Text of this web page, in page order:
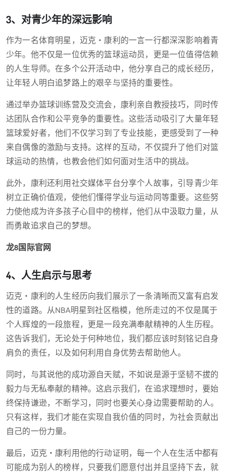
3、对青少年的深远影响
作为一名体育明星，迈克・康利的一言一行都深深影响着青
少年。他不仅是一位优秀的篮球运动员，更是一位值得信赖
的人生导师。在多个公开活动中，他分享自己的成长经历，
让年轻人明白追梦路上的艰辛与坚持的重要性。
通过举办篮球训练营及交流会，康利亲自教授技巧，同时传
达团队合作和公平竞争的重要性。这些活动吸引了大量年轻
篮球爱好者，他们不仅学习到了专业技能，更感受到了一种
来自偶像的激励与支持。这样的互动，不仅提升了他们对篮
球运动的热情，也教会他们如何面对生活中的挑战。
此外，康利还利用社交媒体平台分享个人故事，引导青少年
树立正确价值观，使他们懂得学业与运动同等重要。这些努
力使他成为许多孩子心目中的榜样，他们从中汲取力量，从
而勇敢追求自己的梦想。
龙8国际官网
4、人生启示与思考
迈克・康利的人生经历向我们展示了一条清晰而又富有启发
性的道路。从NBA明星到社区楷模，他所走过的不仅是属于
个人辉煌的一段旅程，更是一段充满奉献精神的人生历程。
这告诉我们，无论处于何种地位，我们都应该时刻铭记自身
肩负的责任，以及如何利用自身优势去帮助他人。
同时，与其说他的成功源自天赋，不如说是源于坚韧不拔的
毅力与无私奉献的精神。这启示我们，在追求理想时，要始
终保持谦逊，不断学习，同时也要关心身边需要帮助的人。
只有这样，我们才能在实现自我价值的同时，为社会贡献出
自己的一份力量。
最后，迈克・康利用他的行动证明，每一个人在生活中都有
可能成为别人的榜样，只要我们愿意付出并且坚持下去，就